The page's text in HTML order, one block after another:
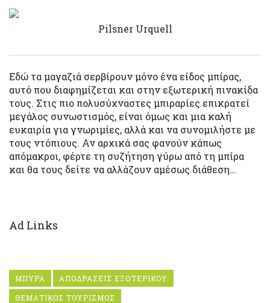
Pilsner Urquell
Εδώ τα μαγαζιά σερβίρουν μόνο ένα είδος μπίρας,
αυτό που διαφημίζεται και στην εξωτερική πινακίδα
τους. Στις πιο πολυσύχναστες μπιραρίες επικρατεί
μεγάλος συνωστισμός, είναι όμως και μια καλή
ευκαιρία για γνωριμίες, αλλά και να συνομιλήστε με
τους ντόπιους. Αν αρχικά σας φανούν κάπως
απόμακροι, φέρτε τη συζήτηση γύρω από τη μπίρα
και θα τους δείτε να αλλάζουν αμέσως διάθεση…
Ad Links
ΜΠΥΡΑ
ΑΠΟΔΡΑΣΕΙΣ ΕΞΩΤΕΡΙΚΟΥ
ΘΕΜΑΤΙΚΟΣ ΤΟΥΡΙΣΜΟΣ